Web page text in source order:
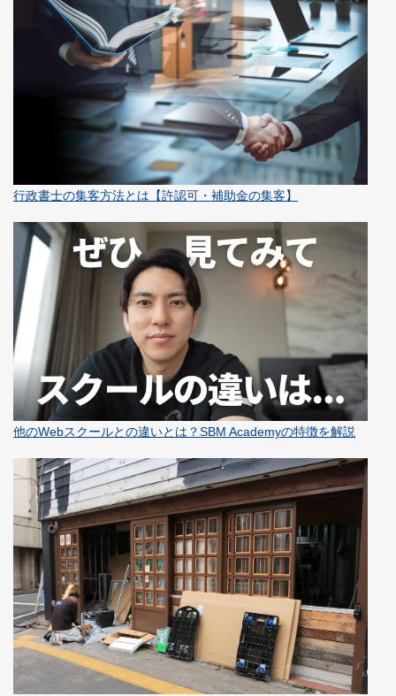
行政書士の集客方法とは【許認可・補助金の集客】
他のWebスクールとの違いとは？SBM Academyの特徴を解説